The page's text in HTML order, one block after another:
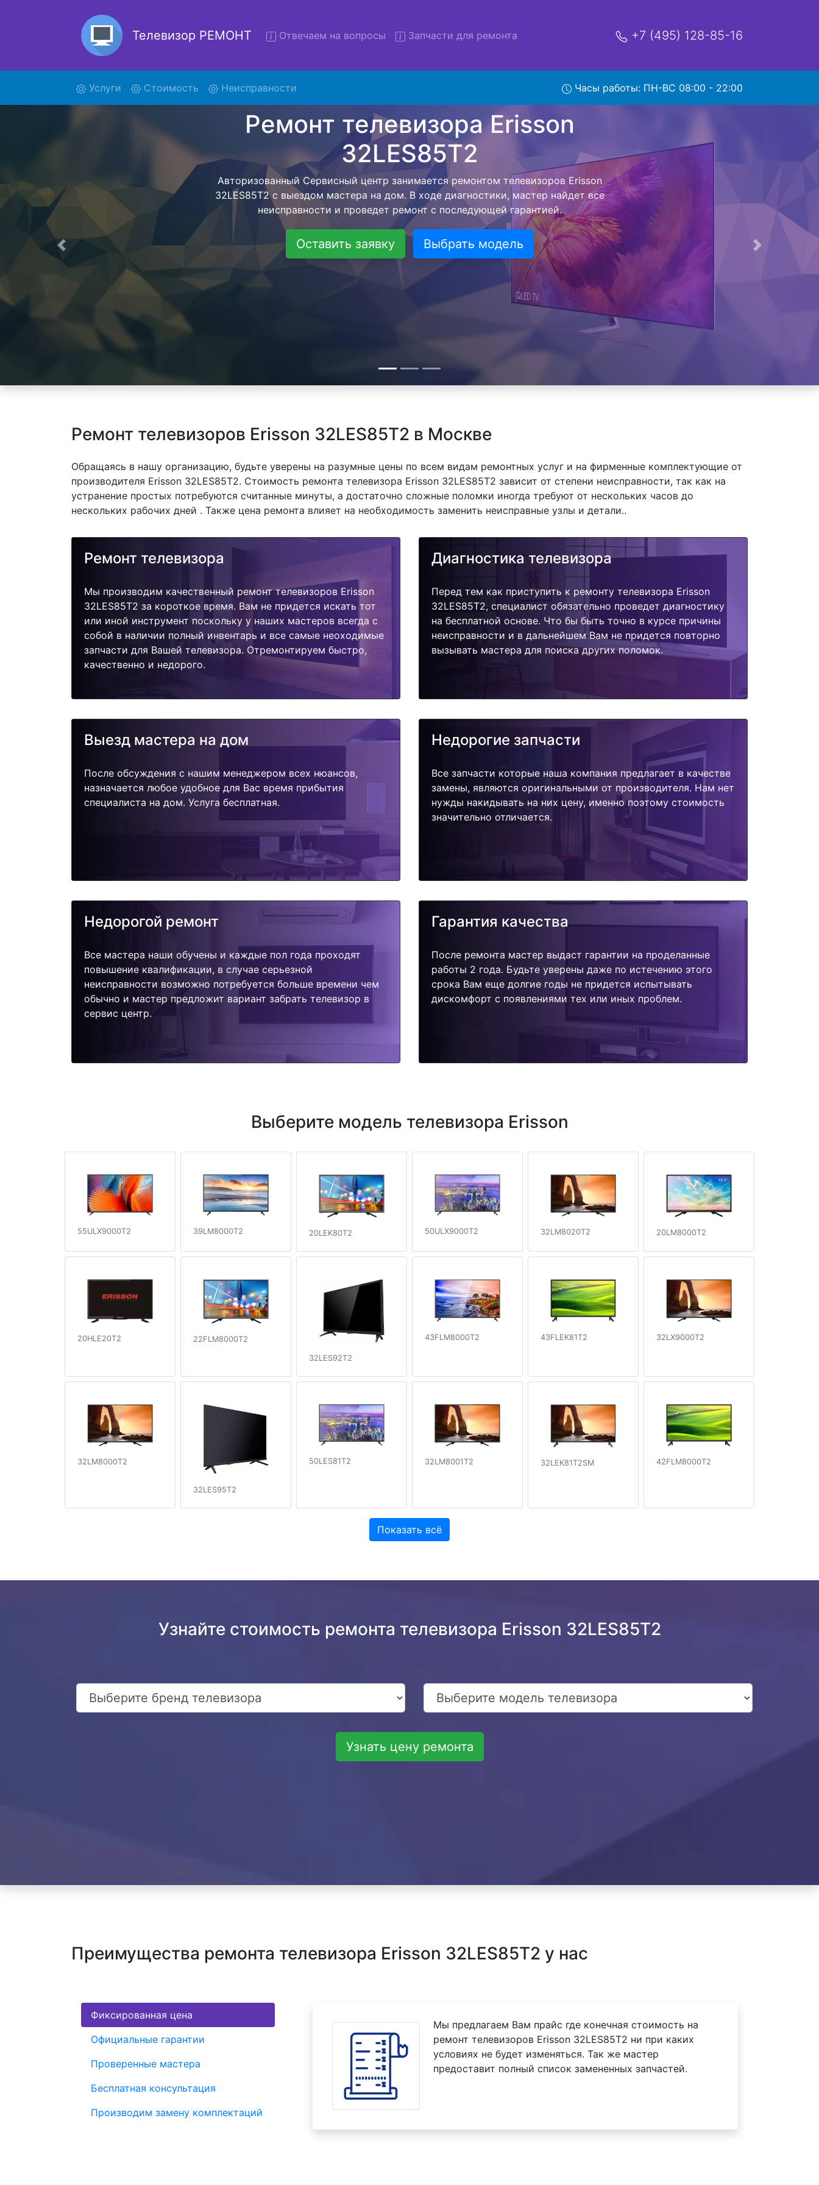
Телевизор РЕМОНТ Отвечаем на вопросы Запчасти для ремонта +7 (495) 128-85-16
Услуги (current)Стоимость Неисправности Часы работы: ПН-ВС 08:00 - 22:00
Ремонт телевизоров Erisson 32LES85T2 с
вывозом в сервис
Ремонт телевизоров Erisson 32LES85T2 с вывозом в сервисный центр и обратно - с
помощью нашей бесплатной услуги, специалист заберет Ваш телевизор для
дальнейшего более детального ремонта. Оговоренная стоимость ремонта
останется неизменно при возвращении видеотехники обратно.
Оставить заявку Выбрать модель
Предыдущая Следующая
Ремонт телевизоров Erisson 32LES85T2 в Москве
Обращаясь в нашу организацию, будьте уверены на разумные цены по всем видам ремонтных услуг и на фирменные комплектующие от
производителя Erisson 32LES85T2. Стоимость ремонта телевизора Erisson 32LES85T2 зависит от степени неисправности, так как на
устранение простых потребуются считанные минуты, а достаточно сложные поломки иногда требуют от нескольких часов до
нескольких рабочих дней . Также цена ремонта влияет на необходимость заменить неисправные узлы и детали..
Ремонт телевизора
Мы производим качественный ремонт телевизоров Erisson
32LES85T2 за короткое время. Вам не придется искать тот
или иной инструмент поскольку у наших мастеров всегда с
собой в наличии полный инвентарь и все самые неоходимые
запчасти для Вашей телевизора. Отремонтируем быстро,
качественно и недорого.
Диагностика телевизора
Перед тем как приступить к ремонту телевизора Erisson
32LES85T2, специалист обязательно проведет диагностику
на бесплатной основе. Что бы быть точно в курсе причины
неисправности и в дальнейшем Вам не придется повторно
вызывать мастера для поиска других поломок.
Выезд мастера на дом
После обсуждения с нашим менеджером всех нюансов,
назначается любое удобное для Вас время прибытия
специалиста на дом. Услуга бесплатная.
Недорогие запчасти
Все запчасти которые наша компания предлагает в качестве
замены, являются оригинальными от производителя. Нам нет
нужды накидывать на них цену, именно поэтому стоимость
значительно отличается.
Недорогой ремонт
Все мастера наши обучены и каждые пол года проходят
повышение квалификации, в случае серьезной
неисправности возможно потребуется больше времени чем
обычно и мастер предложит вариант забрать телевизор в
сервис центр.
Гарантия качества
После ремонта мастер выдаст гарантии на проделанные
работы 2 года. Будьте уверены даже по истечению этого
срока Вам еще долгие годы не придется испытывать
дискомфорт с появлениями тех или иных проблем.
Выберите модель телевизора Erisson
55ULX9000T2 39LM8000T2 20LEK80T2 50ULX9000T2 32LM8020T2 20LM8000T2
20HLE20T2 22FLM8000T2
32LES92T2
43FLM8000T2 43FLEK81T2 32LX9000T2
32LM8000T2
32LES95T2
50LES81T2 32LM8001T2 32LEK81T2SM 42FLM8000T2
Показать всё
Узнайте стоимость ремонта телевизора Erisson 32LES85T2
Узнать цену ремонта
Преимущества ремонта телевизора Erisson 32LES85T2 у нас
Фиксированная цена
Официальные гарантии
Проверенные мастера
Бесплатная консультация
Производим замену комплектаций
Мы предлагаем Вам прайс где конечная стоимость на
ремонт телевизоров Erisson 32LES85T2 ни при каких
условиях не будет изменяться. Так же мастер
предоставит полный список замененных запчастей.